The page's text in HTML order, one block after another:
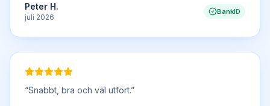
Peter H.
juli 2026
BankID
“Snabbt, bra och väl utfört.”